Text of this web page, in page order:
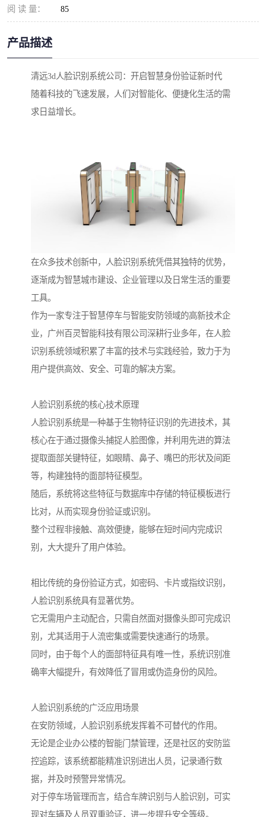
阅 读 量： 85
产品描述
清远3d人脸识别系统公司：开启智慧身份验证新时代
随着科技的飞速发展，人们对智能化、便捷化生活的需
求日益增长。
在众多技术创新中，人脸识别系统凭借其独特的优势，
逐渐成为智慧城市建设、企业管理以及日常生活的重要
工具。
作为一家专注于智慧停车与智能安防领域的高新技术企
业，广州百灵智能科技有限公司深耕行业多年，在人脸
识别系统领域积累了丰富的技术与实践经验，致力于为
用户提供高效、安全、可靠的解决方案。
人脸识别系统的核心技术原理
人脸识别系统是一种基于生物特征识别的先进技术，其
核心在于通过摄像头捕捉人脸图像，并利用先进的算法
提取面部关键特征，如眼睛、鼻子、嘴巴的形状及间距
等，构建独特的面部特征模型。
随后，系统将这些特征与数据库中存储的特征模板进行
比对，从而实现身份验证或识别。
整个过程非接触、高效便捷，能够在短时间内完成识
别，大大提升了用户体验。
相比传统的身份验证方式，如密码、卡片或指纹识别，
人脸识别系统具有显著优势。
它无需用户主动配合，只需自然面对摄像头即可完成识
别，尤其适用于人流密集或需要快速通行的场景。
同时，由于每个人的面部特征具有唯一性，系统识别准
确率大幅提升，有效降低了冒用或伪造身份的风险。
人脸识别系统的广泛应用场景
在安防领域，人脸识别系统发挥着不可替代的作用。
无论是企业办公楼的智能门禁管理，还是社区的安防监
控追踪，该系统都能精准识别进出人员，记录通行数
据，并及时预警异常情况。
对于停车场管理而言，结合车牌识别与人脸识别，可实
现对车辆及人员双重验证，进一步提升安全等级。